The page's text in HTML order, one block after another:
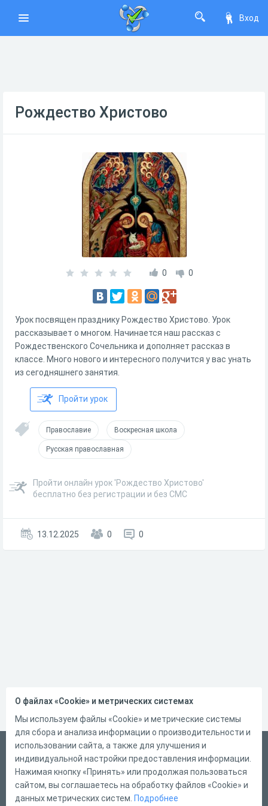
Вход
Рождество Христово
0 0
Урок посвящен празднику Рождество Христово. Урок
рассказывает о многом. Начинается наш рассказ с
Рождественского Сочельника и дополняет рассказ в
классе. Много нового и интересного получится у вас унать
из сегодняшнего занятия.
Пройти урок
Православие Воскресная школа
Русская православная
Пройти онлайн урок 'Рождество Христово'
бесплатно без регистрации и без СМС
13.12.2025 0 0
Русский
Справка
Форма обратной связи
О файлах «Cookie» и метрических системах
Мы используем файлы «Cookie» и метрические системы
для сбора и анализа информации о производительности и
использовании сайта, а также для улучшения и
индивидуальной настройки предоставления информации.
Нажимая кнопку «Принять» или продолжая пользоваться
сайтом, вы соглашаетесь на обработку файлов «Cookie» и
данных метрических систем. Подробнее